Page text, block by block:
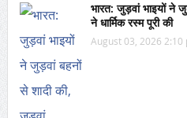
भारत: जुड़वां भाइयों ने
ने धार्मिक रस्म पूरी की
August 03, 2026 2:10